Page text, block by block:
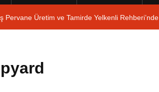
Pervane Üretim ve Tamirde Yelkenli Rehberi’nde